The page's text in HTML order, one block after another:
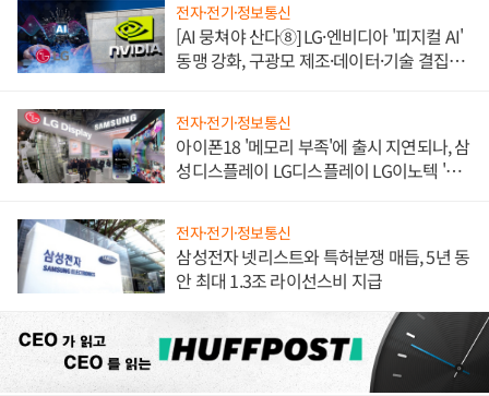
전자·전기·정보통신
[AI 뭉쳐야 산다⑧] LG·엔비디아 '피지컬 AI'
동맹 강화, 구광모 제조·데이터·기술 결집
전자·전기·정보통신
아이폰18 '메모리 부족'에 출시 지연되나, 삼
성디스플레이 LG디스플레이 LG이노텍 '탈
전자·전기·정보통신
삼성전자 넷리스트와 특허분쟁 매듭, 5년 동
안 최대 1.3조 라이선스비 지급